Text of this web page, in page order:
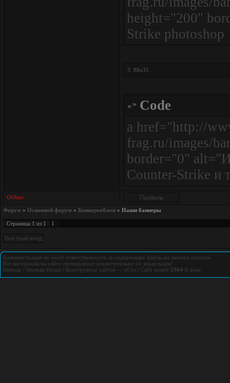
height="200"
Strike
3. 88x31
Code
a href="http://
frag.ru/images/
border="0"
Counter-Strike и
Offline
Форум » Основной форум » Баннерообмен » Наши баннеры
Страница 1 из 1 1
Администрация не несёт ответственности за содержащие файлы на данном портале.
Все материалы на сайте принадлежат исключительно их владельцам!
Sitemap
Sitemap-forum Конструктор сайтов uCoz Сайт живёт 5364-й день.